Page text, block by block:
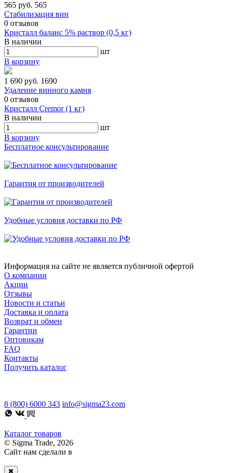
565 руб. 565
Стабилизация вин
0 отзывов
Кристалл баланс 5% раствор (0,5 кг)
В наличии
шт
В корзину
1 690 руб. 1690
Удаление винного камня
0 отзывов
Кристалл Cremor (1 кг)
В наличии
шт
В корзину
Бесплатное консультирование
Гарантия от производителей
Удобные условия доставки по РФ
Информация на сайте не является публичной офертой
О компании
Акции
Отзывы
Новости и статьи
Доставка и оплата
Возврат и обмен
Гарантии
Оптовикам
FAQ
Контакты
Получить каталог
8 (800) 6000 343 info@sigma23.com
Каталог товаров
© Sigma Trade, 2026
Сайт нам сделали в
✖